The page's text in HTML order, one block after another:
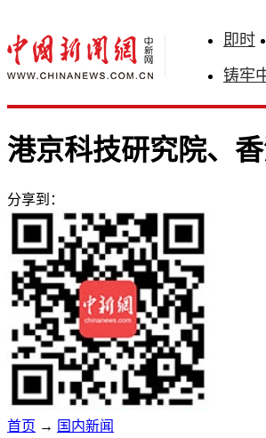
即时
铸牢
港京科技研究院、
分享到：
首页 → 国内新闻